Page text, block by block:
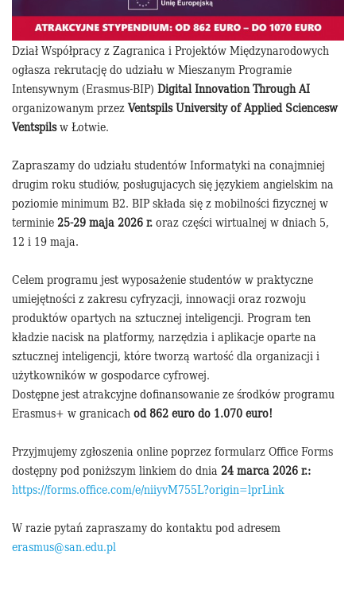
Dział Współpracy z Zagranica i Projektów Międzynarodowych
ogłasza rekrutację do udziału w Mieszanym Programie
Intensywnym (Erasmus-BIP) Digital Innovation Through AI
organizowanym przezVentspils University of Applied Sciencesw
Ventspilsw Łotwie.
Zapraszamy do udziału studentów Informatyki na conajmniej
drugim roku studiów, posługujacych się językiem angielskim na
poziomie minimum B2. BIP składa się z mobilności fizycznej w
terminie25-29 maja 2026 r.oraz części wirtualnej w dniach 5,
12 i 19 maja.
Celem programu jest wyposażenie studentów w praktyczne
umiejętności z zakresu cyfryzacji, innowacji oraz rozwoju
produktów opartych na sztucznej inteligencji. Program ten
kładzie nacisk na platformy, narzędzia i aplikacje oparte na
sztucznej inteligencji, które tworzą wartość dla organizacji i
użytkowników w gospodarce cyfrowej.
Dostępne jest atrakcyjne dofinansowanie ze środków programu
Erasmus+ w granicachod 862 euro do 1.070 euro!
Przyjmujemy zgłoszenia online poprzez formularz Office Forms
dostępny pod poniższym linkiem do dnia24 marca 2026 r.:
https://forms.office.com/e/niiyvM755L?origin=lprLink
W razie pytań zapraszamy do kontaktu pod adresem
erasmus@san.edu.pl